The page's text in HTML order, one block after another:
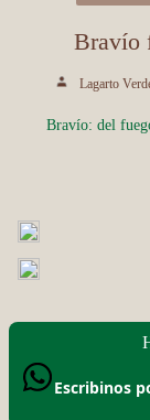
Bravío
Lagarto
Bravío: del
Escribinos